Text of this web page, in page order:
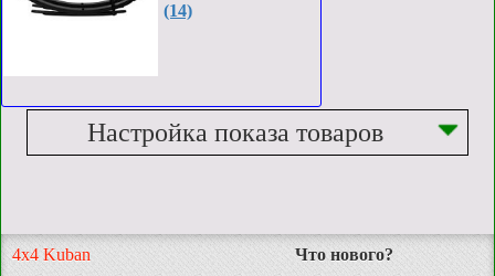
(14)
Настройка показа товаров
4x4 Kuban Что нового?